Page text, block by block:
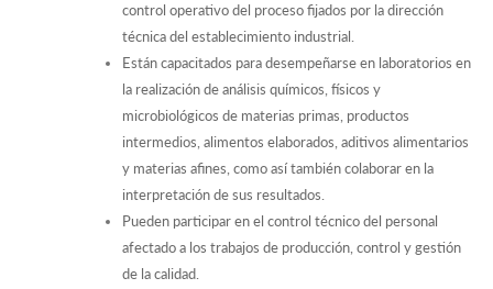
control operativo del proceso fijados por la dirección
técnica del establecimiento industrial.
Están capacitados para desempeñarse en laboratorios en
la realización de análisis químicos, físicos y
microbiológicos de materias primas, productos
intermedios, alimentos elaborados, aditivos alimentarios
y materias afines, como así también colaborar en la
interpretación de sus resultados.
Pueden participar en el control técnico del personal
afectado a los trabajos de producción, control y gestión
de la calidad.